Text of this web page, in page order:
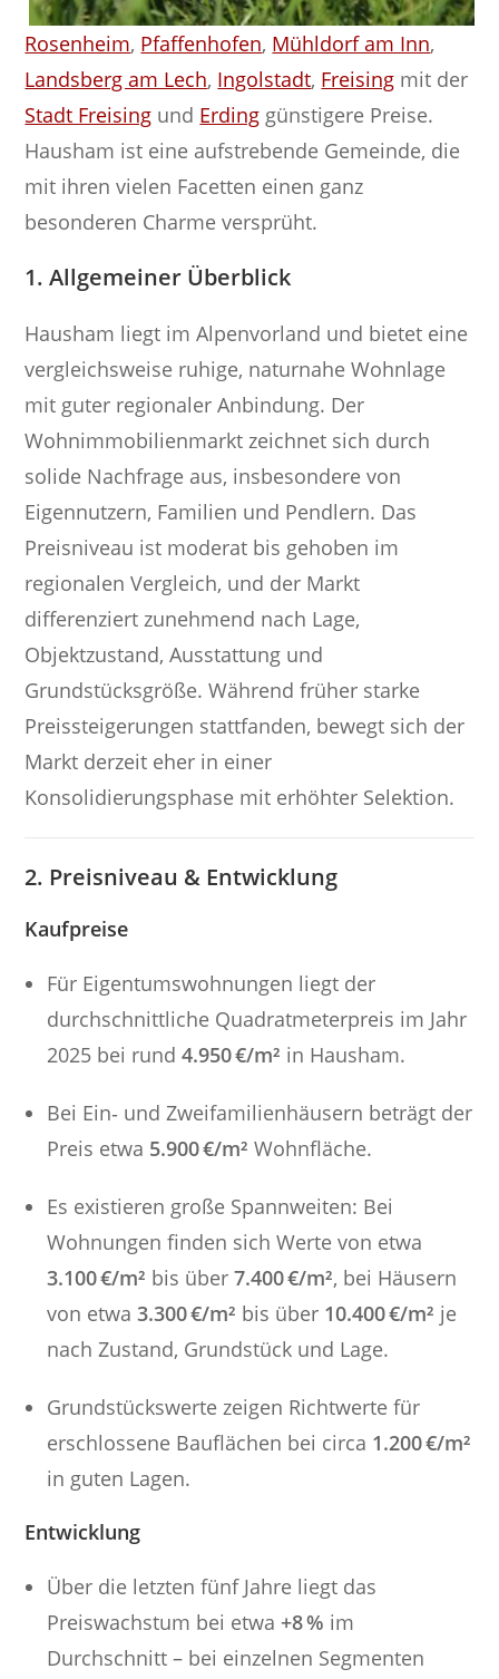
Rosenheim, Pfaffenhofen, Mühldorf am Inn,
Landsberg am Lech, Ingolstadt, Freising mit der
Stadt Freising und Erding günstigere Preise.
Hausham ist eine aufstrebende Gemeinde, die
mit ihren vielen Facetten einen ganz
besonderen Charme versprüht.
1. Allgemeiner Überblick
Hausham liegt im Alpenvorland und bietet eine
vergleichsweise ruhige, naturnahe Wohnlage
mit guter regionaler Anbindung. Der
Wohnimmobilienmarkt zeichnet sich durch
solide Nachfrage aus, insbesondere von
Eigennutzern, Familien und Pendlern. Das
Preisniveau ist moderat bis gehoben im
regionalen Vergleich, und der Markt
differenziert zunehmend nach Lage,
Objektzustand, Ausstattung und
Grundstücksgröße. Während früher starke
Preis­steigerungen stattfanden, bewegt sich der
Markt derzeit eher in einer
Konsolidierungsphase mit erhöhter Selektion.
2. Preisniveau & Entwicklung
Kaufpreise
Für Eigentumswohnungen liegt der
durchschnittliche Quadratmeterpreis im Jahr
2025 bei rund4.950 €/m² in Hausham.
Bei Ein‑ und Zweifamilienhäusern beträgt der
Preis etwa 5.900 €/m² Wohnfläche.
Es existieren große Spannweiten: Bei
Wohnungen finden sich Werte von etwa
3.100 €/m² bis über7.400 €/m², bei Häusern
von etwa3.300 €/m² bis über 10.400 €/m² je
nach Zustand, Grundstück und Lage.
Grundstückswerte zeigen Richtwerte für
erschlossene Bauflächen bei circa 1.200 €/m²
in guten Lagen.
Entwicklung
Über die letzten fünf Jahre liegt das
Preiswachstum bei etwa+8 % im
Durchschnitt – bei einzelnen Segmenten